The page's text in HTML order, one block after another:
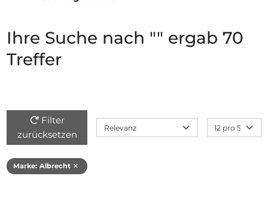
Ihre Suche nach "" ergab 70
Treffer
Filter
zurücksetzen
Marke: Albrecht ✕